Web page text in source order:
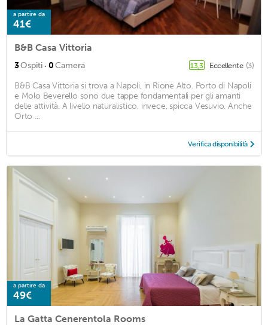
a partire da
41€
B&B Casa Vittoria
3Ospiti · 0Camera 13,3 Eccellente (3)
B&B Casa Vittoria si trova a Napoli, in Rione Alto. Porto di Napoli
e Molo Beverello sono due tappe fondamentali per gli amanti
delle attività. A livello naturalistico, invece, spicca Vesuvio. Anche
Orto ...
Verifica disponibilità
a partire da
49€
La Gatta Cenerentola Rooms